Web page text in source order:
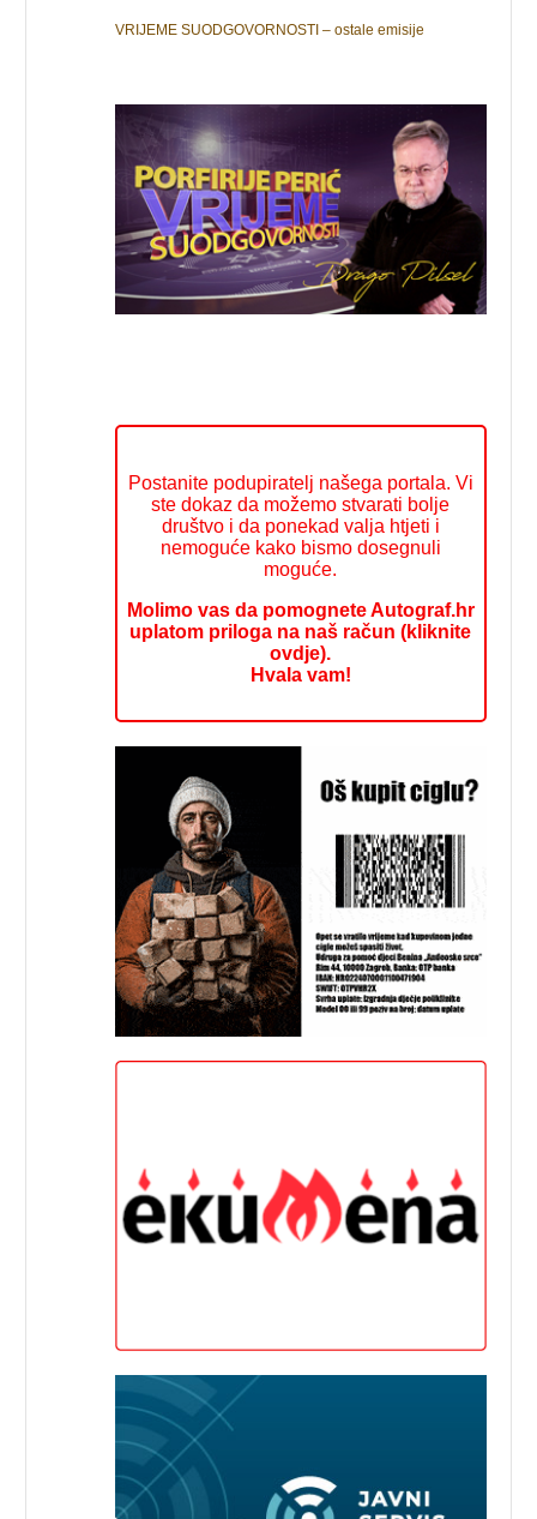
VRIJEME SUODGOVORNOSTI – ostale emisije
Postanite podupiratelj našega portala. Vi
ste dokaz da možemo stvarati bolje
društvo i da ponekad valja htjeti i
nemoguće kako bismo dosegnuli
moguće.
Molimo vas da pomognete Autograf.hr
uplatom priloga na naš račun (kliknite
ovdje).
Hvala vam!